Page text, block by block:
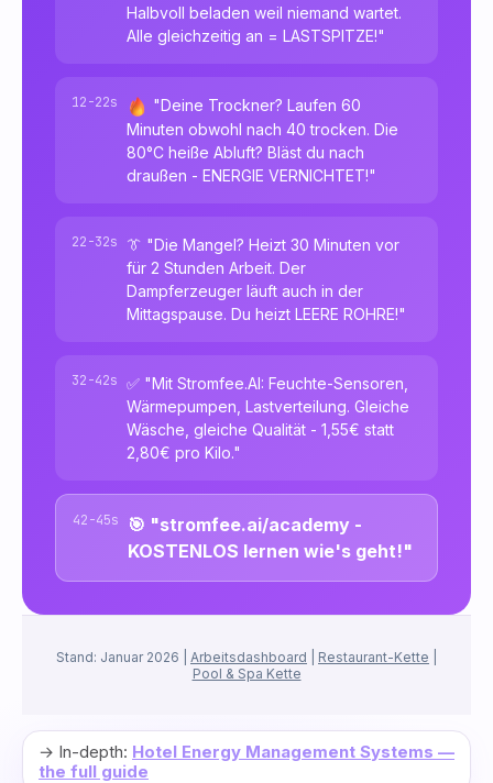
Halbvoll beladen weil niemand wartet.
Alle gleichzeitig an = LASTSPITZE!"
12-22s
"Deine Trockner? Laufen 60
Minuten obwohl nach 40 trocken. Die
80°C heiße Abluft? Bläst du nach
draußen - ENERGIE VERNICHTET!"
22-32s
👔 "Die Mangel? Heizt 30 Minuten vor
für 2 Stunden Arbeit. Der
Dampferzeuger läuft auch in der
Mittagspause. Du heizt LEERE ROHRE!"
32-42s ✅ "Mit Stromfee.AI: Feuchte-Sensoren,
Wärmepumpen, Lastverteilung. Gleiche
Wäsche, gleiche Qualität - 1,55€ statt
2,80€ pro Kilo."
42-45s
🎯 "stromfee.ai/academy -
KOSTENLOS lernen wie's geht!"
Stand: Januar 2026 | Arbeitsdashboard Restaurant-Kette
Pool & Spa Kette
→ In-depth: Hotel Energy Management Systems —
the full guide